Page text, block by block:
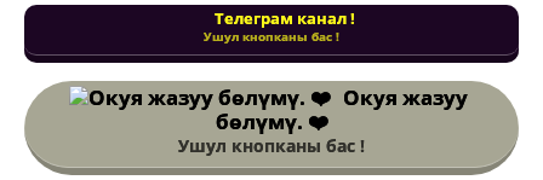
Телеграм канал !
Ушул кнопканы бас !
Окуя жазуу
бөлүмү. ❤️
Ушул кнопканы бас !